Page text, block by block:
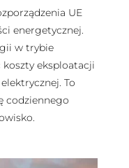
UE
energetycznej.
w trybie
eksploatacji
To
codziennego